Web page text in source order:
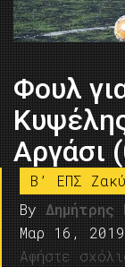
Φουλ
Αργάσι
B’ ΕΠΣ
By Δημήτρης
Μαρ 16, 2019
Αφήστε